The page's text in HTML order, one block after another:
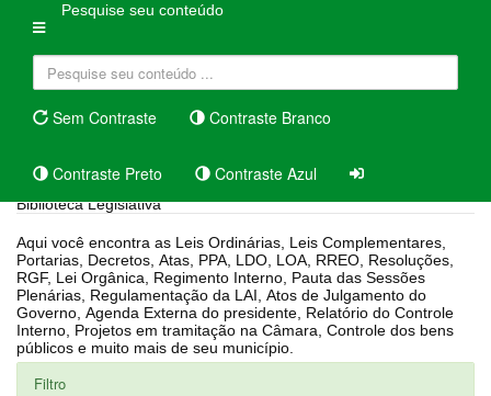
Pesquise seu conteúdo
Sem Contraste Contraste Branco
Contraste Preto Contraste Azul
Biblioteca Legislativa
Aqui você encontra as Leis Ordinárias, Leis Complementares,
Portarias, Decretos, Atas, PPA, LDO, LOA, RREO, Resoluções,
RGF, Lei Orgânica, Regimento Interno, Pauta das Sessões
Plenárias, Regulamentação da LAI, Atos de Julgamento do
Governo, Agenda Externa do presidente, Relatório do Controle
Interno, Projetos em tramitação na Câmara, Controle dos bens
públicos e muito mais de seu município.
Filtro